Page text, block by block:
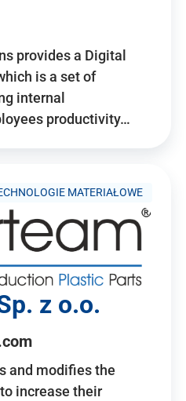
provides a Digital
is a set of
internal
productivity…
MATERIAŁOWE
z o.o.
and modifies the
increase their